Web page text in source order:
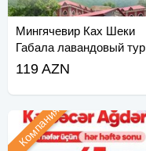
Мингячевир Ках Шеки
Габала лавандовый тур
119 AZN
Компания